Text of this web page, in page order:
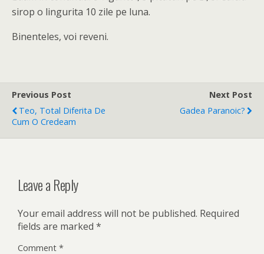
sirop o lingurita 10 zile pe luna.
Binenteles, voi reveni.
Previous Post
Teo, Total Diferita De
Cum O Credeam
Next Post
Gadea Paranoic?
Leave a Reply
Your email address will not be published. Required
fields are marked *
Comment *